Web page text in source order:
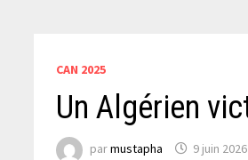
CAN 2025
Un Algérien
parmustapha 9 juin 2026